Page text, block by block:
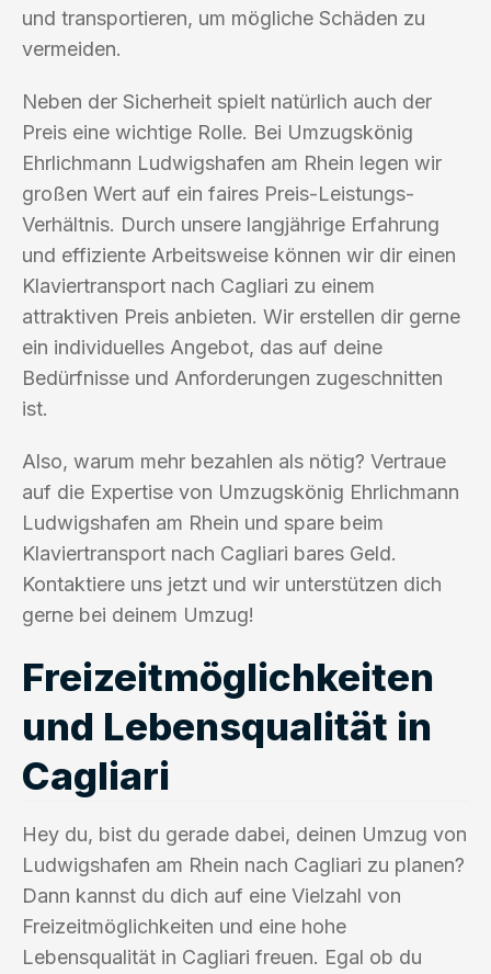
und transportieren, um mögliche Schäden zu
vermeiden.
Neben der Sicherheit spielt natürlich auch der
Preis eine wichtige Rolle. Bei Umzugskönig
Ehrlichmann Ludwigshafen am Rhein legen wir
großen Wert auf ein faires Preis-Leistungs-
Verhältnis. Durch unsere langjährige Erfahrung
und effiziente Arbeitsweise können wir dir einen
Klaviertransport nach Cagliari zu einem
attraktiven Preis anbieten. Wir erstellen dir gerne
ein individuelles Angebot, das auf deine
Bedürfnisse und Anforderungen zugeschnitten
ist.
Also, warum mehr bezahlen als nötig? Vertraue
auf die Expertise von Umzugskönig Ehrlichmann
Ludwigshafen am Rhein und spare beim
Klaviertransport nach Cagliari bares Geld.
Kontaktiere uns jetzt und wir unterstützen dich
gerne bei deinem Umzug!
Freizeitmöglichkeiten
und Lebensqualität in
Cagliari
Hey du, bist du gerade dabei, deinen Umzug von
Ludwigshafen am Rhein nach Cagliari zu planen?
Dann kannst du dich auf eine Vielzahl von
Freizeitmöglichkeiten und eine hohe
Lebensqualität in Cagliari freuen. Egal ob du